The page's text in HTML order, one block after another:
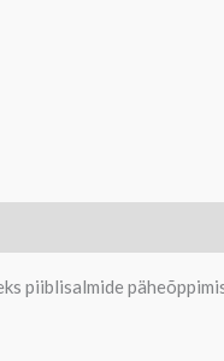
piiblisalmide